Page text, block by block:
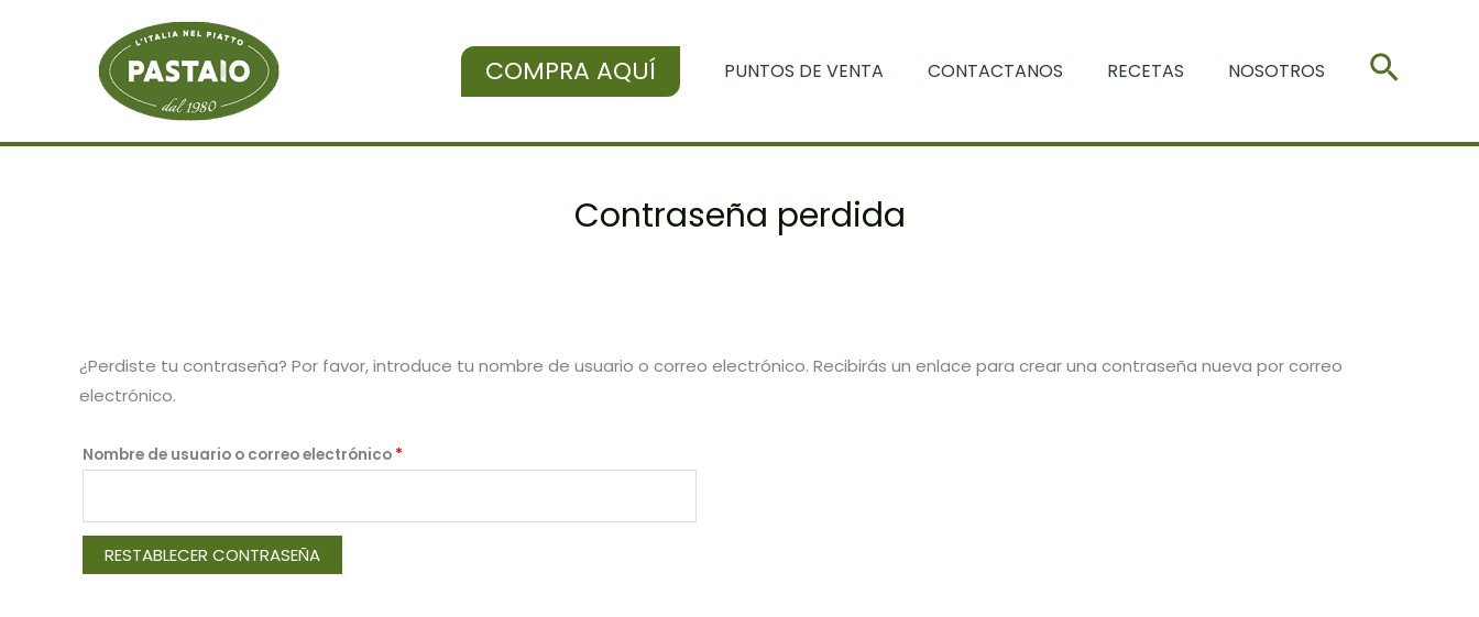
COMPRA AQUÍ PUNTOS DE VENTA CONTACTANOS RECETAS NOSOTROS Buscar
Contraseña perdida
¿Perdiste tu contraseña? Por favor, introduce tu nombre de usuario o correo electrónico. Recibirás un enlace para crear una contraseña nueva por correo
electrónico.
Nombre de usuario o correo electrónico *
RESTABLECER CONTRASEÑA